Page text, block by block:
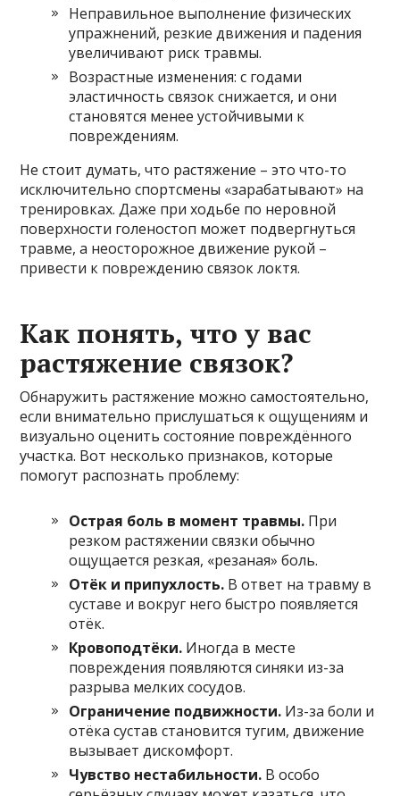
Неправильное выполнение физических
упражнений, резкие движения и падения
увеличивают риск травмы.
Возрастные изменения: с годами
эластичность связок снижается, и они
становятся менее устойчивыми к
повреждениям.
Не стоит думать, что растяжение – это что-то
исключительно спортсмены «зарабатывают» на
тренировках. Даже при ходьбе по неровной
поверхности голеностоп может подвергнуться
травме, а неосторожное движение рукой –
привести к повреждению связок локтя.
Как понять, что у вас
растяжение связок?
Обнаружить растяжение можно самостоятельно,
если внимательно прислушаться к ощущениям и
визуально оценить состояние повреждённого
участка. Вот несколько признаков, которые
помогут распознать проблему:
Острая боль в момент травмы. При
резком растяжении связки обычно
ощущается резкая, «резаная» боль.
Отёк и припухлость. В ответ на травму в
суставе и вокруг него быстро появляется
отёк.
Кровоподтёки. Иногда в месте
повреждения появляются синяки из-за
разрыва мелких сосудов.
Ограничение подвижности. Из-за боли и
отёка сустав становится тугим, движение
вызывает дискомфорт.
Чувство нестабильности. В особо